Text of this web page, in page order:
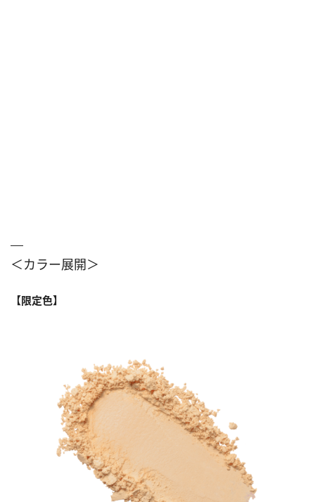
＜カラー展開＞
【限定色】